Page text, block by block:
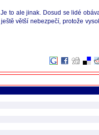
to ale jinak. Dosud se lidé
větší nebezpečí, protože